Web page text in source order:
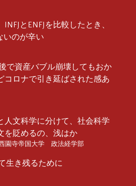
とENFJを比較したとき、
いのが辛い
で資産バブル崩壊してもおか
コロナで引き延ばされた感あ
人文科学に分けて、社会科学
を貶めるの、浅はか
園寺帝国大学 政法経学部
生き残るために